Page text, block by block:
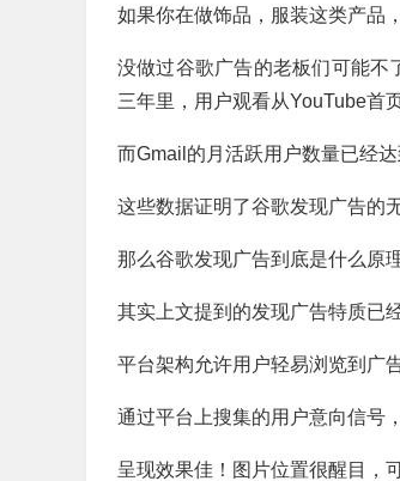
如果你在做饰品，服装这类产品
没做过谷歌广告的老板们可能不
三年里，用户观看从YouTube首
而Gmail的月活跃用户数量已经达
这些数据证明了谷歌发现广告的
那么谷歌发现广告到底是什么原
其实上文提到的发现广告特质已
平台架构允许用户轻易浏览到广
通过平台上搜集的用户意向信号
呈现效果佳！图片位置很醒目，